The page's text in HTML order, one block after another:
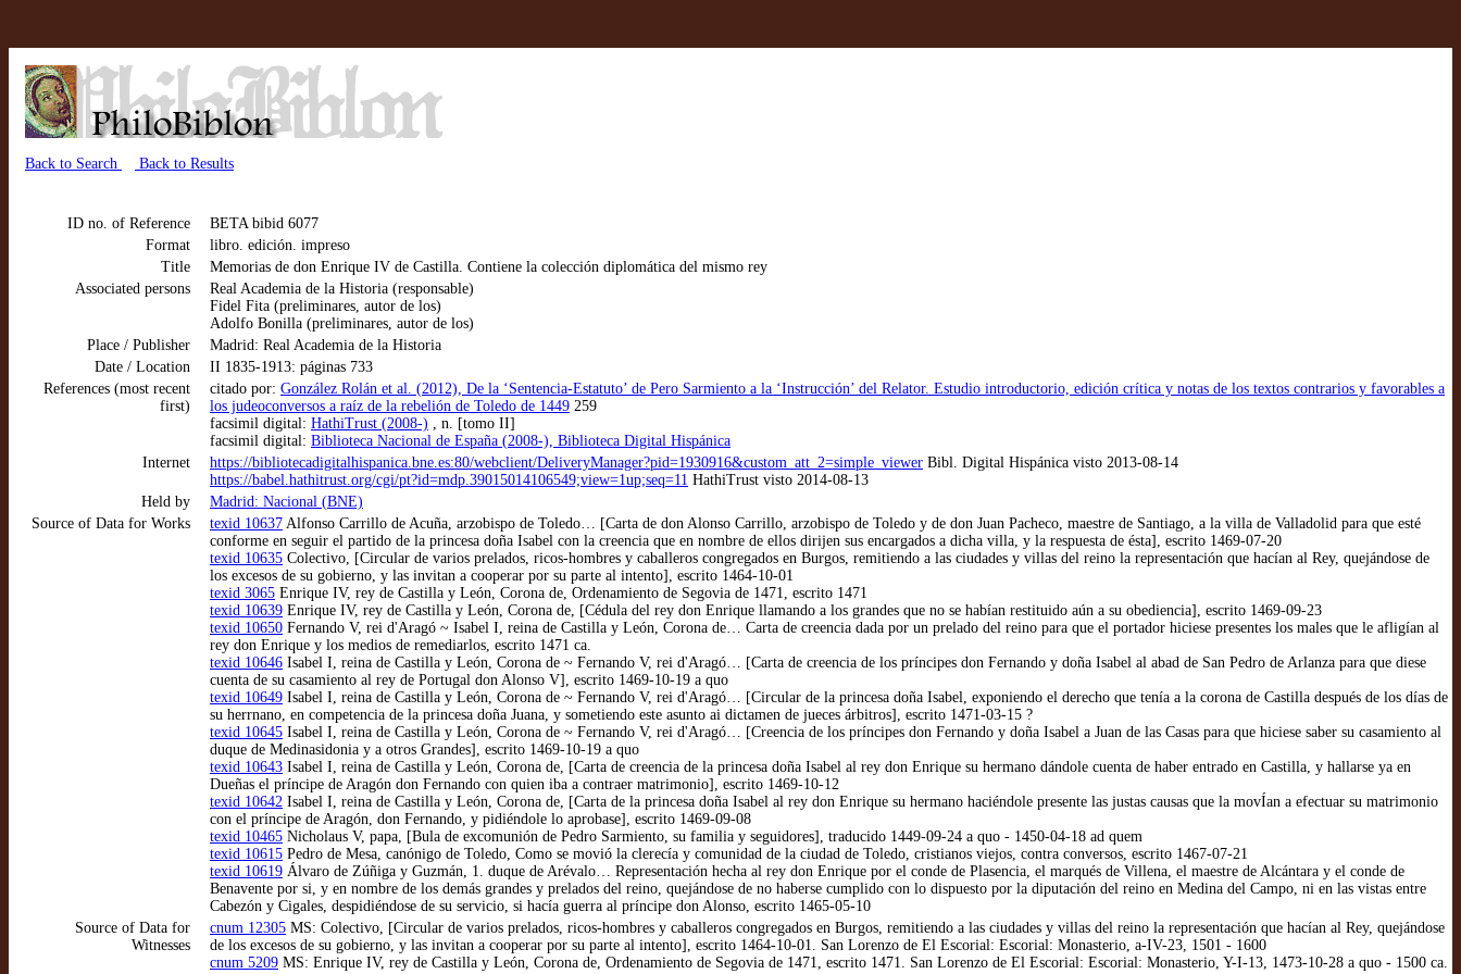
Back to Search Back to Results
ID no. of Reference
BETA bibid 6077
Format
libro. edición. impreso
Title
Memorias de don Enrique IV de Castilla. Contiene la colección diplomática del mismo rey
Associated persons
Real Academia de la Historia (responsable)
Fidel Fita (preliminares, autor de los)
Adolfo Bonilla (preliminares, autor de los)
Place / Publisher
Madrid: Real Academia de la Historia
Date / Location
II 1835-1913: páginas 733
References (most recent
first)
citado por: González Rolán et al. (2012), De la ‘Sentencia-Estatuto’ de Pero Sarmiento a la ‘Instrucción’ del Relator. Estudio introductorio, edición crítica y notas de los textos contrarios y favorables a
los judeoconversos a raíz de la rebelión de Toledo de 1449 259
facsimil digital: HathiTrust (2008-) , n. [tomo II]
facsimil digital: Biblioteca Nacional de España (2008-), Biblioteca Digital Hispánica
Internet
https://bibliotecadigitalhispanica.bne.es:80/webclient/DeliveryManager?pid=1930916&custom_att_2=simple_viewer Bibl. Digital Hispánica visto 2013-08-14
https://babel.hathitrust.org/cgi/pt?id=mdp.39015014106549;view=1up;seq=11 HathiTrust visto 2014-08-13
Held by
Madrid: Nacional (BNE)
Source of Data for Works
texid 10637 Alfonso Carrillo de Acuña, arzobispo de Toledo… [Carta de don Alonso Carrillo, arzobispo de Toledo y de don Juan Pacheco, maestre de Santiago, a la villa de Valladolid para que esté
conforme en seguir el partido de la princesa doña Isabel con la creencia que en nombre de ellos dirijen sus encargados a dicha villa, y la respuesta de ésta], escrito 1469-07-20
texid 10635 Colectivo, [Circular de varios prelados, ricos-hombres y caballeros congregados en Burgos, remitiendo a las ciudades y villas del reino la representación que hacían al Rey, quejándose de
los excesos de su gobierno, y las invitan a cooperar por su parte al intento], escrito 1464-10-01
texid 3065 Enrique IV, rey de Castilla y León, Corona de, Ordenamiento de Segovia de 1471, escrito 1471
texid 10639 Enrique IV, rey de Castilla y León, Corona de, [Cédula del rey don Enrique llamando a los grandes que no se habían restituido aún a su obediencia], escrito 1469-09-23
texid 10650 Fernando V, rei d'Aragó ~ Isabel I, reina de Castilla y León, Corona de… Carta de creencia dada por un prelado del reino para que el portador hiciese presentes los males que le afligían al
rey don Enrique y los medios de remediarlos, escrito 1471 ca.
texid 10646 Isabel I, reina de Castilla y León, Corona de ~ Fernando V, rei d'Aragó… [Carta de creencia de los príncipes don Fernando y doña Isabel al abad de San Pedro de Arlanza para que diese
cuenta de su casamiento al rey de Portugal don Alonso V], escrito 1469-10-19 a quo
texid 10649 Isabel I, reina de Castilla y León, Corona de ~ Fernando V, rei d'Aragó… [Circular de la princesa doña Isabel, exponiendo el derecho que tenía a la corona de Castilla después de los días de
su herrnano, en competencia de la princesa doña Juana, y sometiendo este asunto ai dictamen de jueces árbitros], escrito 1471-03-15 ?
texid 10645 Isabel I, reina de Castilla y León, Corona de ~ Fernando V, rei d'Aragó… [Creencia de los príncipes don Fernando y doña Isabel a Juan de las Casas para que hiciese saber su casamiento al
duque de Medinasidonia y a otros Grandes], escrito 1469-10-19 a quo
texid 10643 Isabel I, reina de Castilla y León, Corona de, [Carta de creencia de la princesa doña Isabel al rey don Enrique su hermano dándole cuenta de haber entrado en Castilla, y hallarse ya en
Dueñas el príncipe de Aragón don Fernando con quien iba a contraer matrimonio], escrito 1469-10-12
texid 10642 Isabel I, reina de Castilla y León, Corona de, [Carta de la princesa doña Isabel al rey don Enrique su hermano haciéndole presente las justas causas que la movÍan a efectuar su matrimonio
con el príncipe de Aragón, don Fernando, y pidiéndole lo aprobase], escrito 1469-09-08
texid 10465 Nicholaus V, papa, [Bula de excomunión de Pedro Sarmiento, su familia y seguidores], traducido 1449-09-24 a quo - 1450-04-18 ad quem
texid 10615 Pedro de Mesa, canónigo de Toledo, Como se movió la clerecía y comunidad de la ciudad de Toledo, cristianos viejos, contra conversos, escrito 1467-07-21
texid 10619 Álvaro de Zúñiga y Guzmán, 1. duque de Arévalo… Representación hecha al rey don Enrique por el conde de Plasencia, el marqués de Villena, el maestre de Alcántara y el conde de
Benavente por si, y en nombre de los demás grandes y prelados del reino, quejándose de no haberse cumplido con lo dispuesto por la diputación del reino en Medina del Campo, ni en las vistas entre
Cabezón y Cigales, despidiéndose de su servicio, si hacía guerra al príncipe don Alonso, escrito 1465-05-10
Source of Data for
Witnesses
cnum 12305 MS: Colectivo, [Circular de varios prelados, ricos-hombres y caballeros congregados en Burgos, remitiendo a las ciudades y villas del reino la representación que hacían al Rey, quejándose
de los excesos de su gobierno, y las invitan a cooperar por su parte al intento], escrito 1464-10-01. San Lorenzo de El Escorial: Escorial: Monasterio, a-IV-23, 1501 - 1600
cnum 5209 MS: Enrique IV, rey de Castilla y León, Corona de, Ordenamiento de Segovia de 1471, escrito 1471. San Lorenzo de El Escorial: Escorial: Monasterio, Y-I-13, 1473-10-28 a quo - 1500 ca.